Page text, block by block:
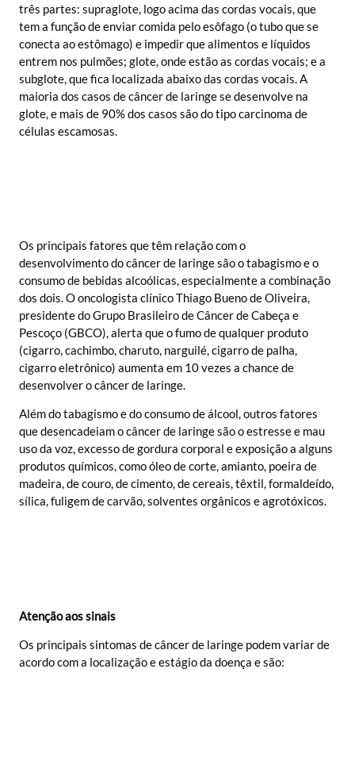
três partes: supraglote, logo acima das cordas vocais, que
tem a função de enviar comida pelo esôfago (o tubo que se
conecta ao estômago) e impedir que alimentos e líquidos
entrem nos pulmões; glote, onde estão as cordas vocais; e a
subglote, que fica localizada abaixo das cordas vocais. A
maioria dos casos de câncer de laringe se desenvolve na
glote, e mais de 90% dos casos são do tipo carcinoma de
células escamosas.
Os principais fatores que têm relação com o
desenvolvimento do câncer de laringe são o tabagismo e o
consumo de bebidas alcoólicas, especialmente a combinação
dos dois. O oncologista clínico Thiago Bueno de Oliveira,
presidente do Grupo Brasileiro de Câncer de Cabeça e
Pescoço (GBCO), alerta que o fumo de qualquer produto
(cigarro, cachimbo, charuto, narguilé, cigarro de palha,
cigarro eletrônico) aumenta em 10 vezes a chance de
desenvolver o câncer de laringe.
Além do tabagismo e do consumo de álcool, outros fatores
que desencadeiam o câncer de laringe são o estresse e mau
uso da voz, excesso de gordura corporal e exposição a alguns
produtos químicos, como óleo de corte, amianto, poeira de
madeira, de couro, de cimento, de cereais, têxtil, formaldeído,
sílica, fuligem de carvão, solventes orgânicos e agrotóxicos.
Atenção aos sinais
Os principais sintomas de câncer de laringe podem variar de
acordo com a localização e estágio da doença e são: